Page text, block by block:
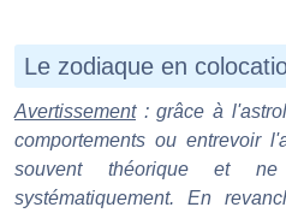
Le zodiaque en
Avertissement: grâce à
comportements ou entrevoir
souvent théorique et
systématiquement. En